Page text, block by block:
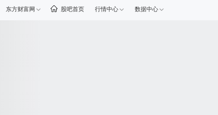
东方财富网 股吧首页 行情中心 数据中心